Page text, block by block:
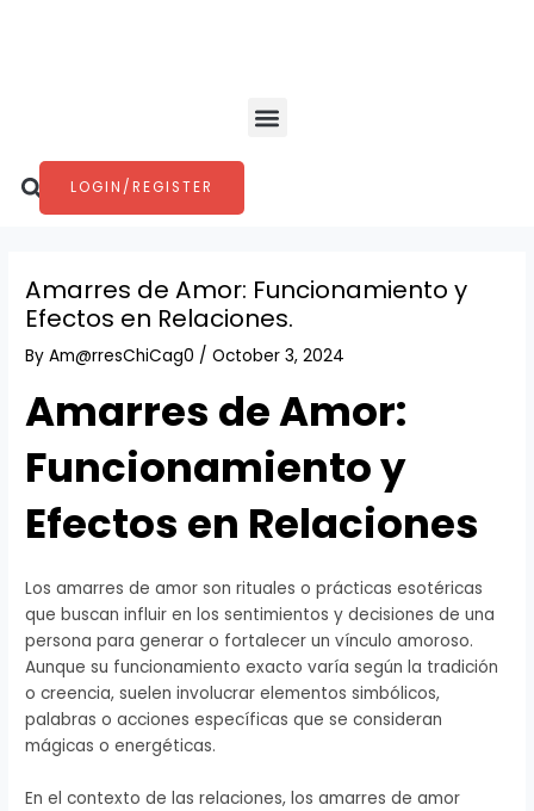
Menu
Search
LOGIN/REGISTER
Amarres de Amor: Funcionamiento y
Efectos en Relaciones.
ByAm@rresChiCag0 /October 3, 2024
Amarres de Amor:
Funcionamiento y
Efectos en Relaciones
Los amarres de amor son rituales o prácticas esotéricas
que buscan influir en los sentimientos y decisiones de una
persona para generar o fortalecer un vínculo amoroso.
Aunque su funcionamiento exacto varía según la tradición
o creencia, suelen involucrar elementos simbólicos,
palabras o acciones específicas que se consideran
mágicas o energéticas.
En el contexto de las relaciones, los amarres de amor